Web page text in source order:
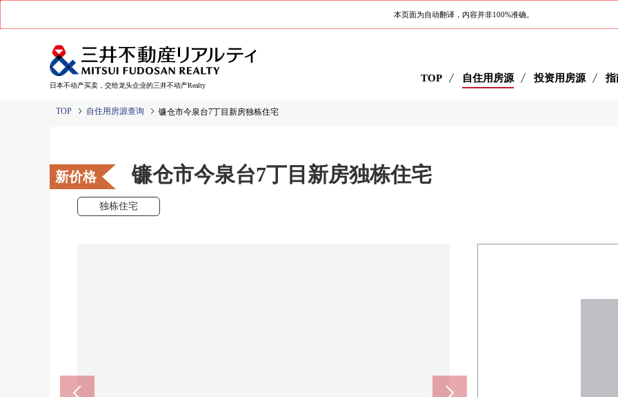
本页面为自动翻译，内容并非100%准确。
日本不动产买卖，交给龙头企业的三井不动产Realty
TOP 自住用房源 投资用房源 指
TOP 自住用房源查询 镰仓市今泉台7丁目新房独栋住宅
新价格 镰仓市今泉台7丁目新房独栋住宅
独栋住宅